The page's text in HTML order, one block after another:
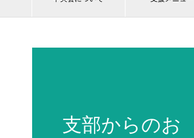
支部からのお